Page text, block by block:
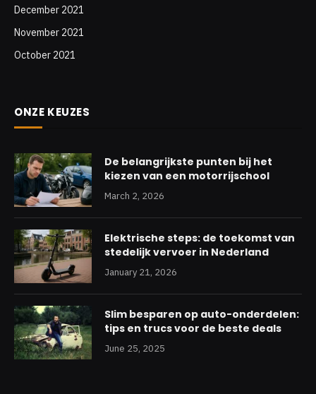
December 2021
November 2021
October 2021
ONZE KEUZES
De belangrijkste punten bij het
kiezen van een motorrijschool
March 2, 2026
Elektrische steps: de toekomst van
stedelijk vervoer in Nederland
January 21, 2026
Slim besparen op auto-onderdelen:
tips en trucs voor de beste deals
June 25, 2025